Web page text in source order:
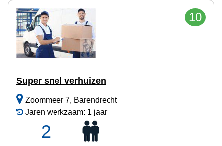
10
Super snel verhuizen
Zoommeer 7, Barendrecht
Jaren werkzaam: 1 jaar
2